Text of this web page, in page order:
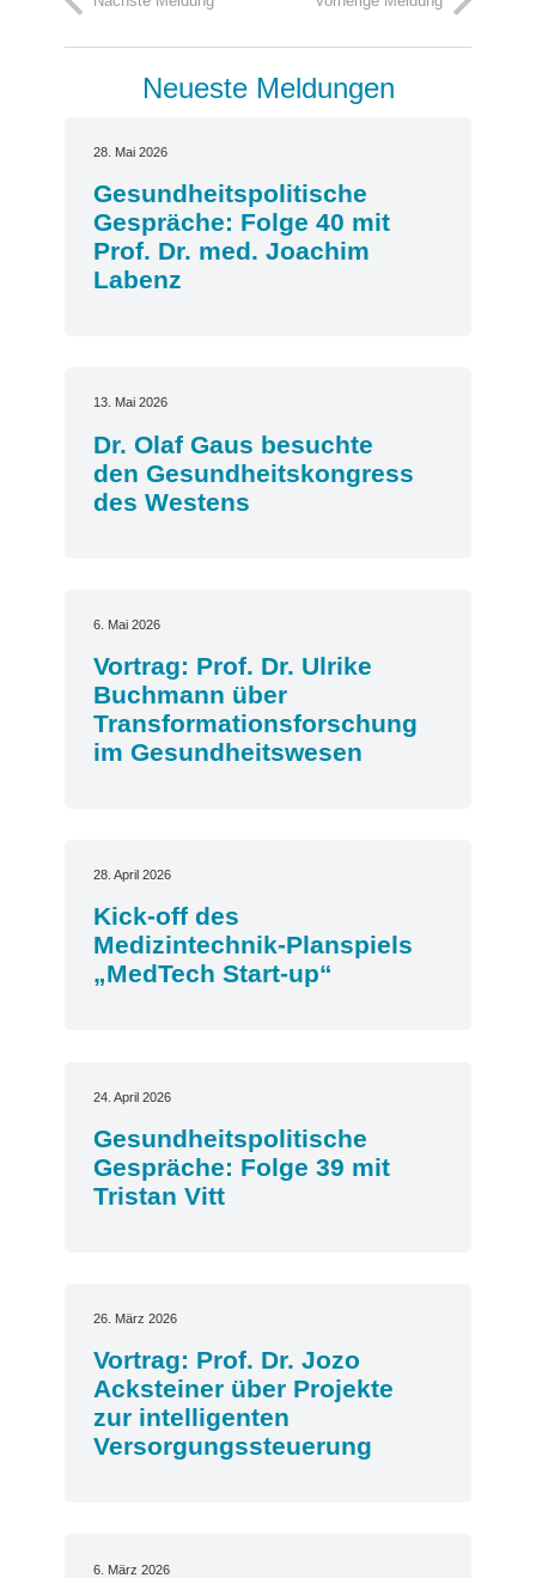
Neueste Meldungen
28. Mai 2026
Gesundheitspolitische
Gespräche: Folge 40 mit
Prof. Dr. med. Joachim
Labenz
13. Mai 2026
Dr. Olaf Gaus besuchte
den Gesundheitskongress
des Westens
6. Mai 2026
Vortrag: Prof. Dr. Ulrike
Buchmann über
Transformationsforschung
im Gesundheitswesen
28. April 2026
Kick-off des
Medizintechnik-Planspiels
„MedTech Start-up“
24. April 2026
Gesundheitspolitische
Gespräche: Folge 39 mit
Tristan Vitt
26. März 2026
Vortrag: Prof. Dr. Jozo
Acksteiner über Projekte
zur intelligenten
Versorgungssteuerung
6. März 2026